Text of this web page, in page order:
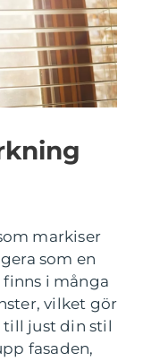
markiser
som en
i många
vilket gör
till just din stil
fasaden,